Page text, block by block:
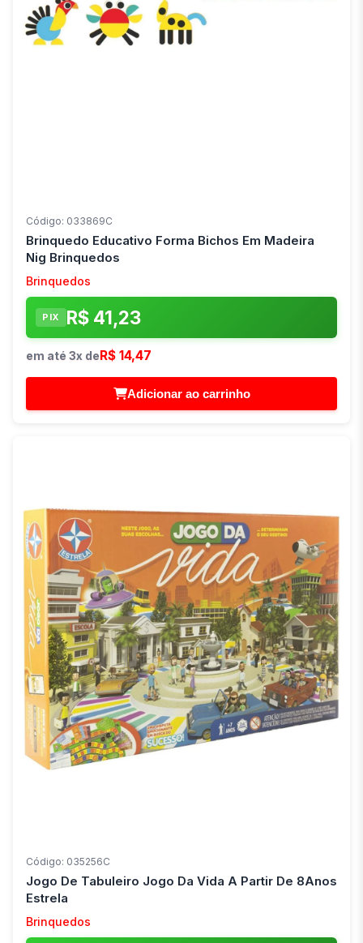
Código: 033869C
Brinquedo Educativo Forma Bichos Em Madeira
Nig Brinquedos
Brinquedos
PIX R$ 41,23
em até 3x deR$ 14,47
Adicionar ao carrinho
Código: 035256C
Jogo De Tabuleiro Jogo Da Vida A Partir De 8Anos
Estrela
Brinquedos